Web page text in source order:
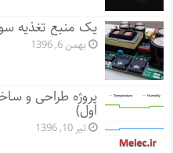
یک منبع تغذیه
بهمن 6, 1396
پروژه طراحی و
اول)
تیر 10, 1396